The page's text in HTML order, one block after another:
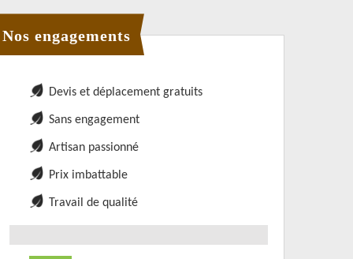
Nos engagements
Devis et déplacement gratuits
Sans engagement
Artisan passionné
Prix imbattable
Travail de qualité